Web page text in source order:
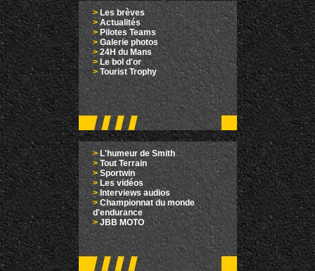
>Les brèves
> Actualités
> Pilotes Teams
>Galerie photos
>24H du Mans
>Le bol d'or
> Tourist Trophy
>L'humeur de Smith
> Tout Terrain
> Sportwin
> Les vidéos
> Interviews audios
>Championnat du monde
d'endurance
> JBB MOTO